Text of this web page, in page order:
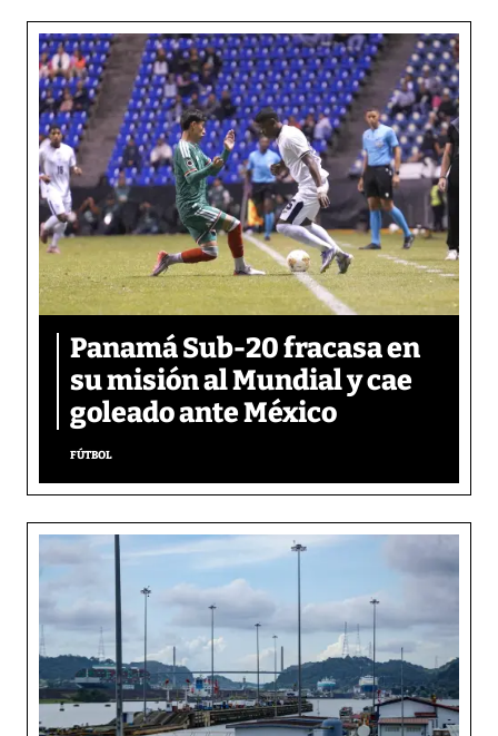
Panamá Sub-20 fracasa en
su misión al Mundial y cae
goleado ante México
FÚTBOL